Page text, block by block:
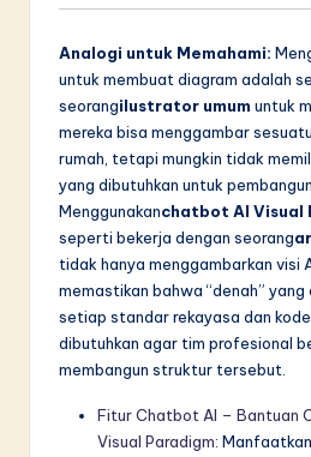
Analogi untuk Memahami:
untuk membuat diagram adalah
seorangilustrator umum untuk
mereka bisa menggambar
rumah, tetapi mungkin tidak
yang dibutuhkan untuk
Menggunakanchatbot AI Visual
seperti bekerja dengan seorang
tidak hanya menggambarkan visi
memastikan bahwa “denah”
setiap standar rekayasa dan
dibutuhkan agar tim profesional
membangun struktur tersebut.
Fitur Chatbot AI – Bantuan
Visual Paradigm: